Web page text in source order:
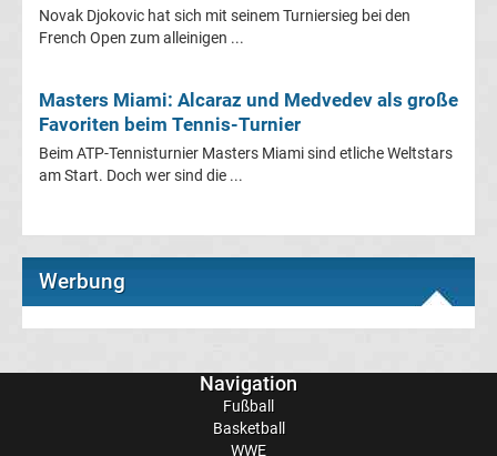
La
Liga
Tabelle
Premier
Novak Djokovic hat sich mit seinem Turniersieg bei den
French Open zum alleinigen ...
Masters Miami: Alcaraz und Medvedev als große
Favoriten beim Tennis-Turnier
Beim ATP-Tennisturnier Masters Miami sind etliche Weltstars
am Start. Doch wer sind die ...
Werbung
Navigation
Fußball
Basketball
WWE